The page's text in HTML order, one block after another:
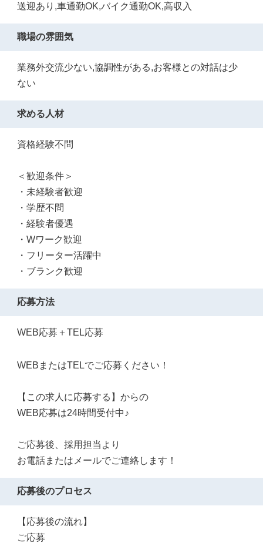
送迎あり,車通勤OK,バイク通勤OK,高収入
職場の雰囲気
業務外交流少ない,協調性がある,お客様との対話は少
ない
求める人材
資格経験不問
＜歓迎条件＞
・未経験者歓迎
・学歴不問
・経験者優遇
・Wワーク歓迎
・フリーター活躍中
・ブランク歓迎
応募方法
WEB応募＋TEL応募
WEBまたはTELでご応募ください！
【この求人に応募する】からの
WEB応募は24時間受付中♪
ご応募後、採用担当より
お電話またはメールでご連絡します！
応募後のプロセス
【応募後の流れ】
ご応募